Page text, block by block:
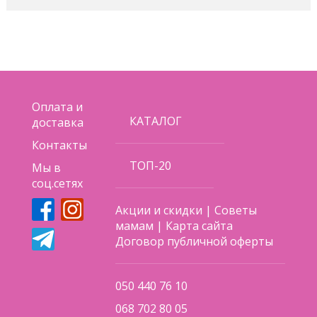
Оплата и
доставка
Контакты
Мы в
соц.сетях
КАТАЛОГ
ТОП-20
Акции и скидки |Советы
мамам | Карта сайта
Договор публичной оферты
050 440 76 10
068 702 80 05